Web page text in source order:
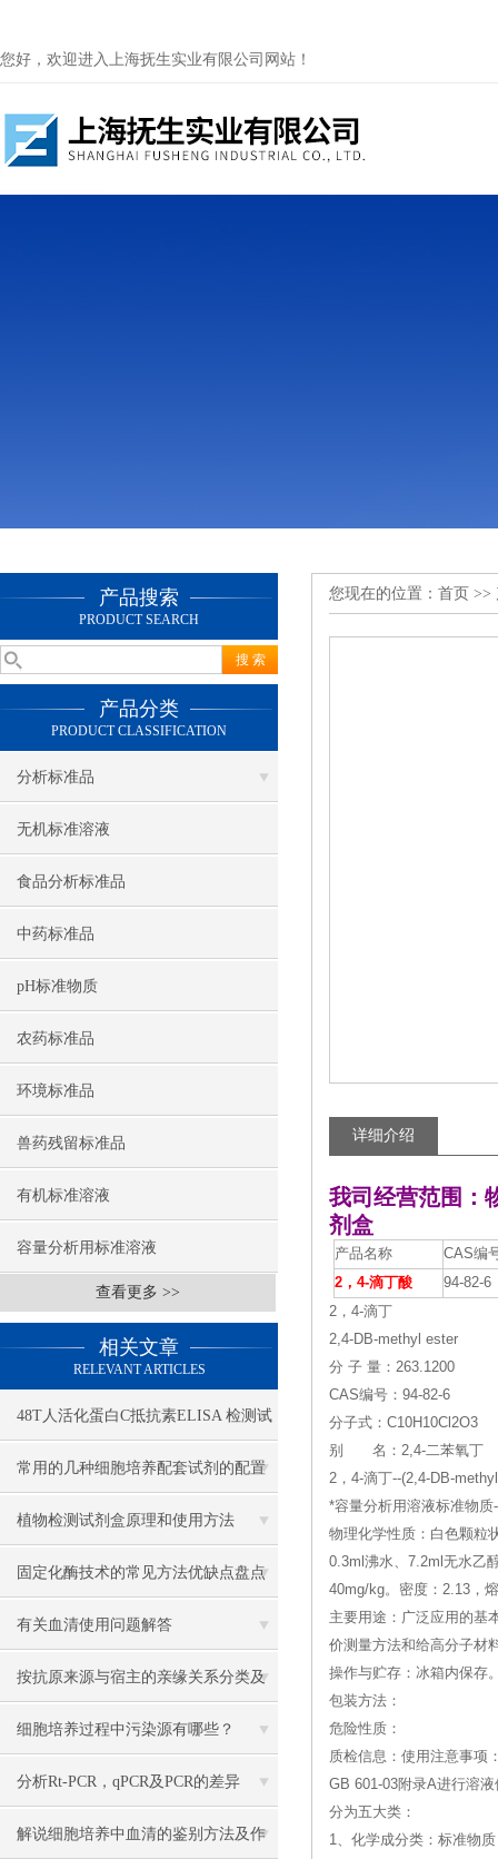
您好，欢迎进入上海抚生实业有限公司网站！
产品搜索
PRODUCT SEARCH
产品分类
PRODUCT CLASSIFICATION
分析标准品
无机标准溶液
食品分析标准品
中药标准品
pH标准物质
农药标准品
环境标准品
兽药残留标准品
有机标准溶液
容量分析用标准溶液
查看更多 >>
相关文章
RELEVANT ARTICLES
48T人活化蛋白C抵抗素ELISA 检测试
剂盒
常用的几种细胞培养配套试剂的配置
植物检测试剂盒原理和使用方法
固定化酶技术的常见方法优缺点盘点
有关血清使用问题解答
按抗原来源与宿主的亲缘关系分类及
其制备的方法
细胞培养过程中污染源有哪些？
分析Rt-PCR，qPCR及PCR的差异
解说细胞培养中血清的鉴别方法及作
您现在的位置： 首页 >>
详细介绍
我司经营范围：
剂盒
产品名称
CAS编
2，4-滴丁酸
94-82-6
2，4-滴丁
2,4-DB-methyl ester
分 子 量：263.1200
CAS编号：94-82-6
分子式：C10H10Cl2O3
别 名：2,4-二苯氧丁
2，4-滴丁--(2,4-DB-
*容量分析用溶液标准物
物理化学性质：白色颗粒
0.3ml沸水、7.2ml无水乙
40mg/kg。密度：2.13，
主要用途：广泛应用的基
价测量方法和给高分子材
操作与贮存：冰箱内保存
包装方法：
危险性质：
质检信息：使用注意事项
GB 601-03附录A进行溶
分为五大类：
1、化学成分类：标准物